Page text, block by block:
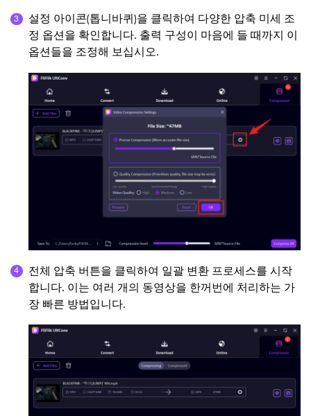
설정 아이콘(톱니바퀴)을 클릭하여 다양한 압축 미세 조
정 옵션을 확인합니다. 출력 구성이 마음에 들 때까지 이
옵션들을 조정해 보십시오.
전체 압축 버튼을 클릭하여 일괄 변환 프로세스를 시작
합니다. 이는 여러 개의 동영상을 한꺼번에 처리하는 가
장 빠른 방법입니다.